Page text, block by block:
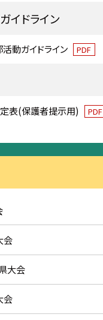
イドライン
動ガイドライン PDF
表(保護者提示用) PDF
会
大会
会